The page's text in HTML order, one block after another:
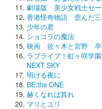
劇場版 美少女戦士セ
香港怪奇物語 歪んだ三
少年の君
ショコラの魔法
映画 佐々木と宮野 卒
ラブライブ！虹ヶ咲学
NEXT SKY
明ける夜に
BE:the ONE
赫くなれば其れ
マリとユリ